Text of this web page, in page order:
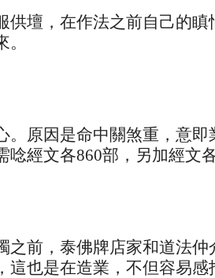
供壇，在作法之前自己的
。原因是命中關煞重，意
經文各860部，另加經文
之前，泰佛牌店家和道法
也是在造業，不但容易感